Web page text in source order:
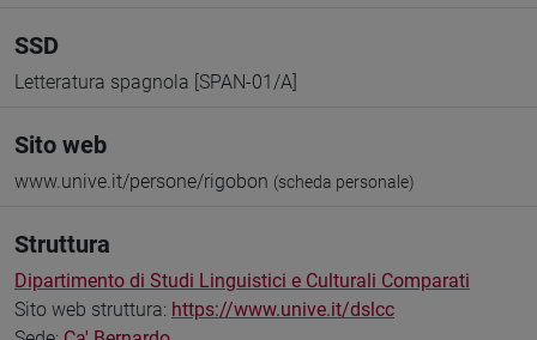
SSD
Letteratura spagnola [SPAN-01/A]
Sito web
www.unive.it/persone/rigobon (scheda personale)
Struttura
Dipartimento di Studi Linguistici e Culturali Comparati
Sito web struttura: https://www.unive.it/dslcc